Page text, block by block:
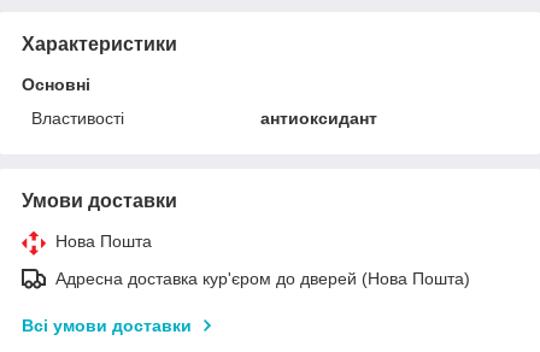
Характеристики
Основні
Властивості
антиоксидант
Умови доставки
Нова Пошта
Адресна доставка кур'єром до дверей (Нова Пошта)
Всі умови доставки